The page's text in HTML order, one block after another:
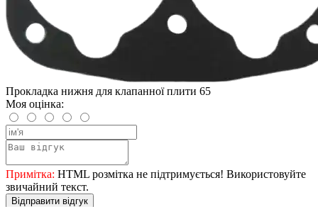
Прокладка нижня для клапанної плити 65
Моя оцінка:
Примітка: HTML розмітка не підтримується! Використовуйте
звичайний текст.
Відправити відгук